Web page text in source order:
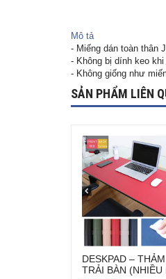
Mô tả
- Miếng dán toàn thân
- Không bị dính keo
- Không giống như
SẢN PHẨM LIÊN
DESKPAD –
TRẢI BÀN (NHIỀU